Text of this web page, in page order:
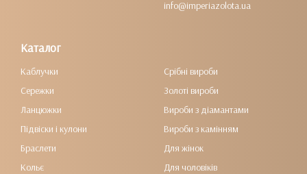
info@imperiazolota.ua
Каталог
Каблучки
Сережки
Ланцюжки
Підвіски і кулони
Браслети
Кольє
Срібні вироби
Золоті вироби
Вироби з діамантами
Вироби з камінням
Для жінок
Для чоловіків